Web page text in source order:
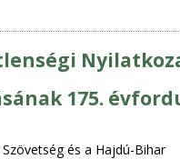
175.
és a Hajdú-Bihar